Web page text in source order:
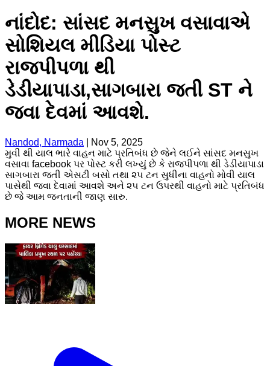
નાંદોદ: સાંસદ મનસુખ વસાવાએ
સોશિયલ મીડિયા પોસ્ટ
રાજપીપળા થી
ડેડીયાપાડા,સાગબારા જતી ST ને
જવા દેવમાં આવશે.
Nandod, Narmada
Nov 5, 2025
મુવી થી યાલ ભારે વાહન માટે પ્રતિબંધ છે જેને લઈને સાંસદ મનસુખ
વસાવા facebook પર પોસ્ટ કરી લખ્યું છે કે રાજપીપળા થી ડેડીયાપાડા
સાગબારા જતી એસટી બસો તથા ૨૫ ટન સુધીના વાહનો મોવી યાલ
પાસેથી જવા દેવામાં આવશે અને ૨૫ ટન ઉપરથી વાહનો માટે પ્રતિબંધ
છે જે આમ જનતાની જાણ સારુ.
MORE NEWS